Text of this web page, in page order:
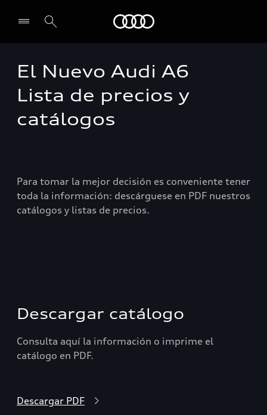
Select dealer
El Nuevo Audi A6
Lista de precios y
catálogos
Para tomar la mejor decisión es conveniente tener
toda la información: descárguese en PDF nuestros
catálogos y listas de precios.
Descargar catálogo
Consulta aquí la información o imprime el
catálogo en PDF.
Descargar PDF